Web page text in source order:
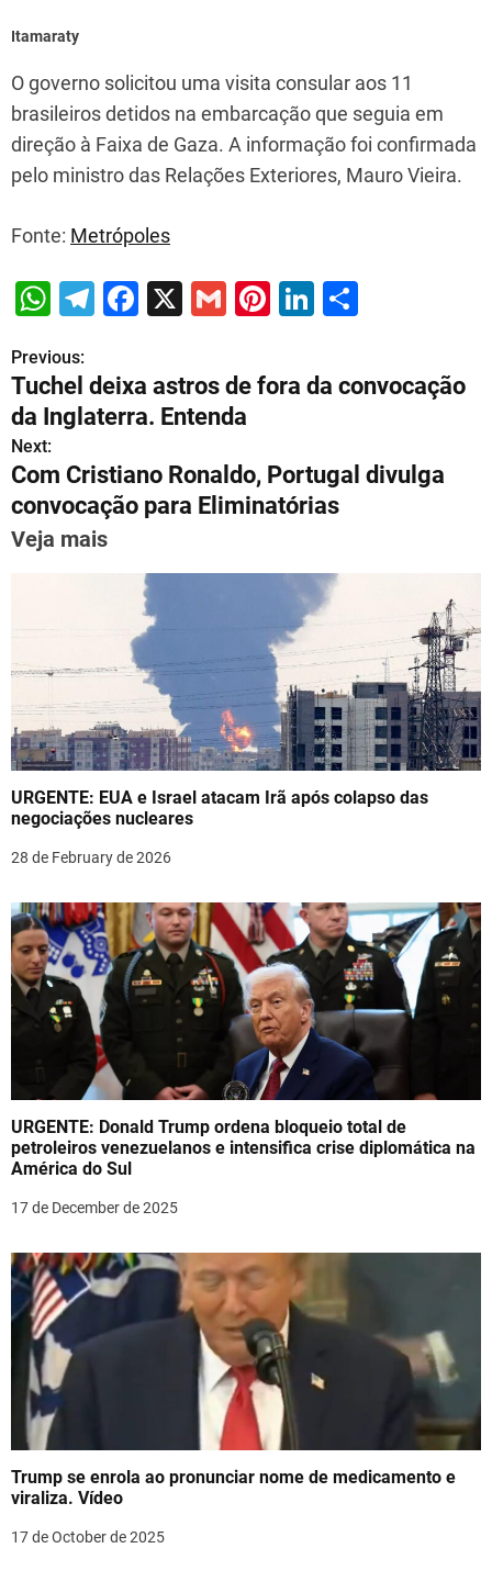
Itamaraty
O governo solicitou uma visita consular aos 11
brasileiros detidos na embarcação que seguia em
direção à Faixa de Gaza. A informação foi confirmada
pelo ministro das Relações Exteriores, Mauro Vieira.
Fonte: Metrópoles
W
at
s
A
p
p
T
e
gr
a
m
F
e
b
o
o
X
G
ai
l
Pi
e
Li
k
e
n
e
P
o
s
t
n
i
a
t
i
o
n
Previous:
Tuchel deixa astros de fora da convocação
da Inglaterra. Entenda
Next:
Com Cristiano Ronaldo, Portugal divulga
convocação para Eliminatórias
Veja mais
URGENTE: EUA e Israel atacam Irã após colapso das
negociações nucleares
28 de February de 2026
URGENTE: Donald Trump ordena bloqueio total de
petroleiros venezuelanos e intensifica crise diplomática na
América do Sul
17 de December de 2025
Trump se enrola ao pronunciar nome de medicamento e
viraliza. Vídeo
17 de October de 2025